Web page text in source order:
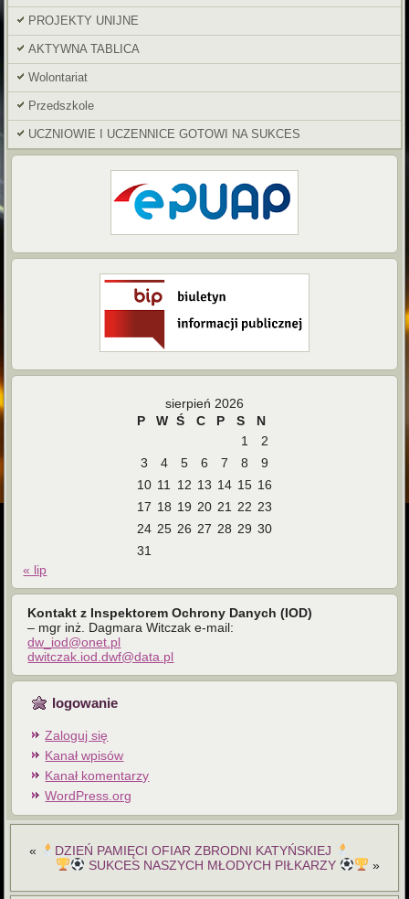
PROJEKTY UNIJNE
AKTYWNA TABLICA
Wolontariat
Przedszkole
UCZNIOWIE I UCZENNICE GOTOWI NA SUKCES
sierpień 2026
P
W Ś C P S
N
1
2
3
4 5 6 7 8
9
10 11 12 13 14 15 16
17 18 19 20 21 22 23
24 25 26 27 28 29 30
31
« lip
Kontakt z Inspektorem Ochrony Danych (IOD)
– mgr inż. Dagmara Witczak e-mail:
dw_iod@onet.pl
dwitczak.iod.dwf@data.pl
logowanie
Zaloguj się
Kanał wpisów
Kanał komentarzy
WordPress.org
«
DZIEŃ PAMIĘCI OFIAR ZBRODNI KATYŃSKIEJ
SUKCES NASZYCH MŁODYCH PIŁKARZY
»